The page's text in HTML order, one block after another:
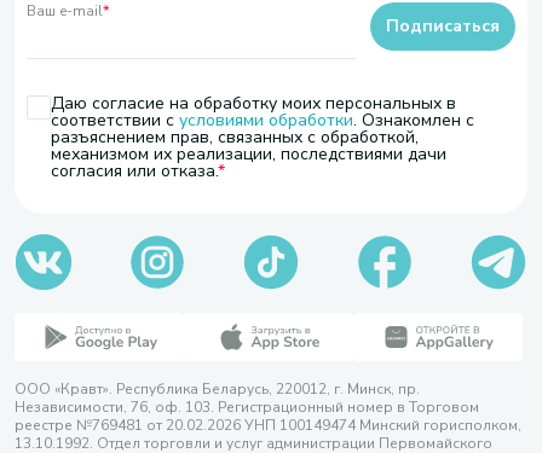
Ваш e-mail*
Даю согласие на обработку моих персональных в
соответствии с условиями обработки. Ознакомлен с
разъяснением прав, связанных с обработкой,
механизмом их реализации, последствиями дачи
согласия или отказа.
Подписаться
ООО «Кравт». Республика Беларусь, 220012, г. Минск, пр.
Независимости, 76, оф. 103. Регистрационный номер в Торговом
реестре №769481 от 20.02.2026 УНП 100149474 Минский горисполком,
13.10.1992. Отдел торговли и услуг администрации Первомайского